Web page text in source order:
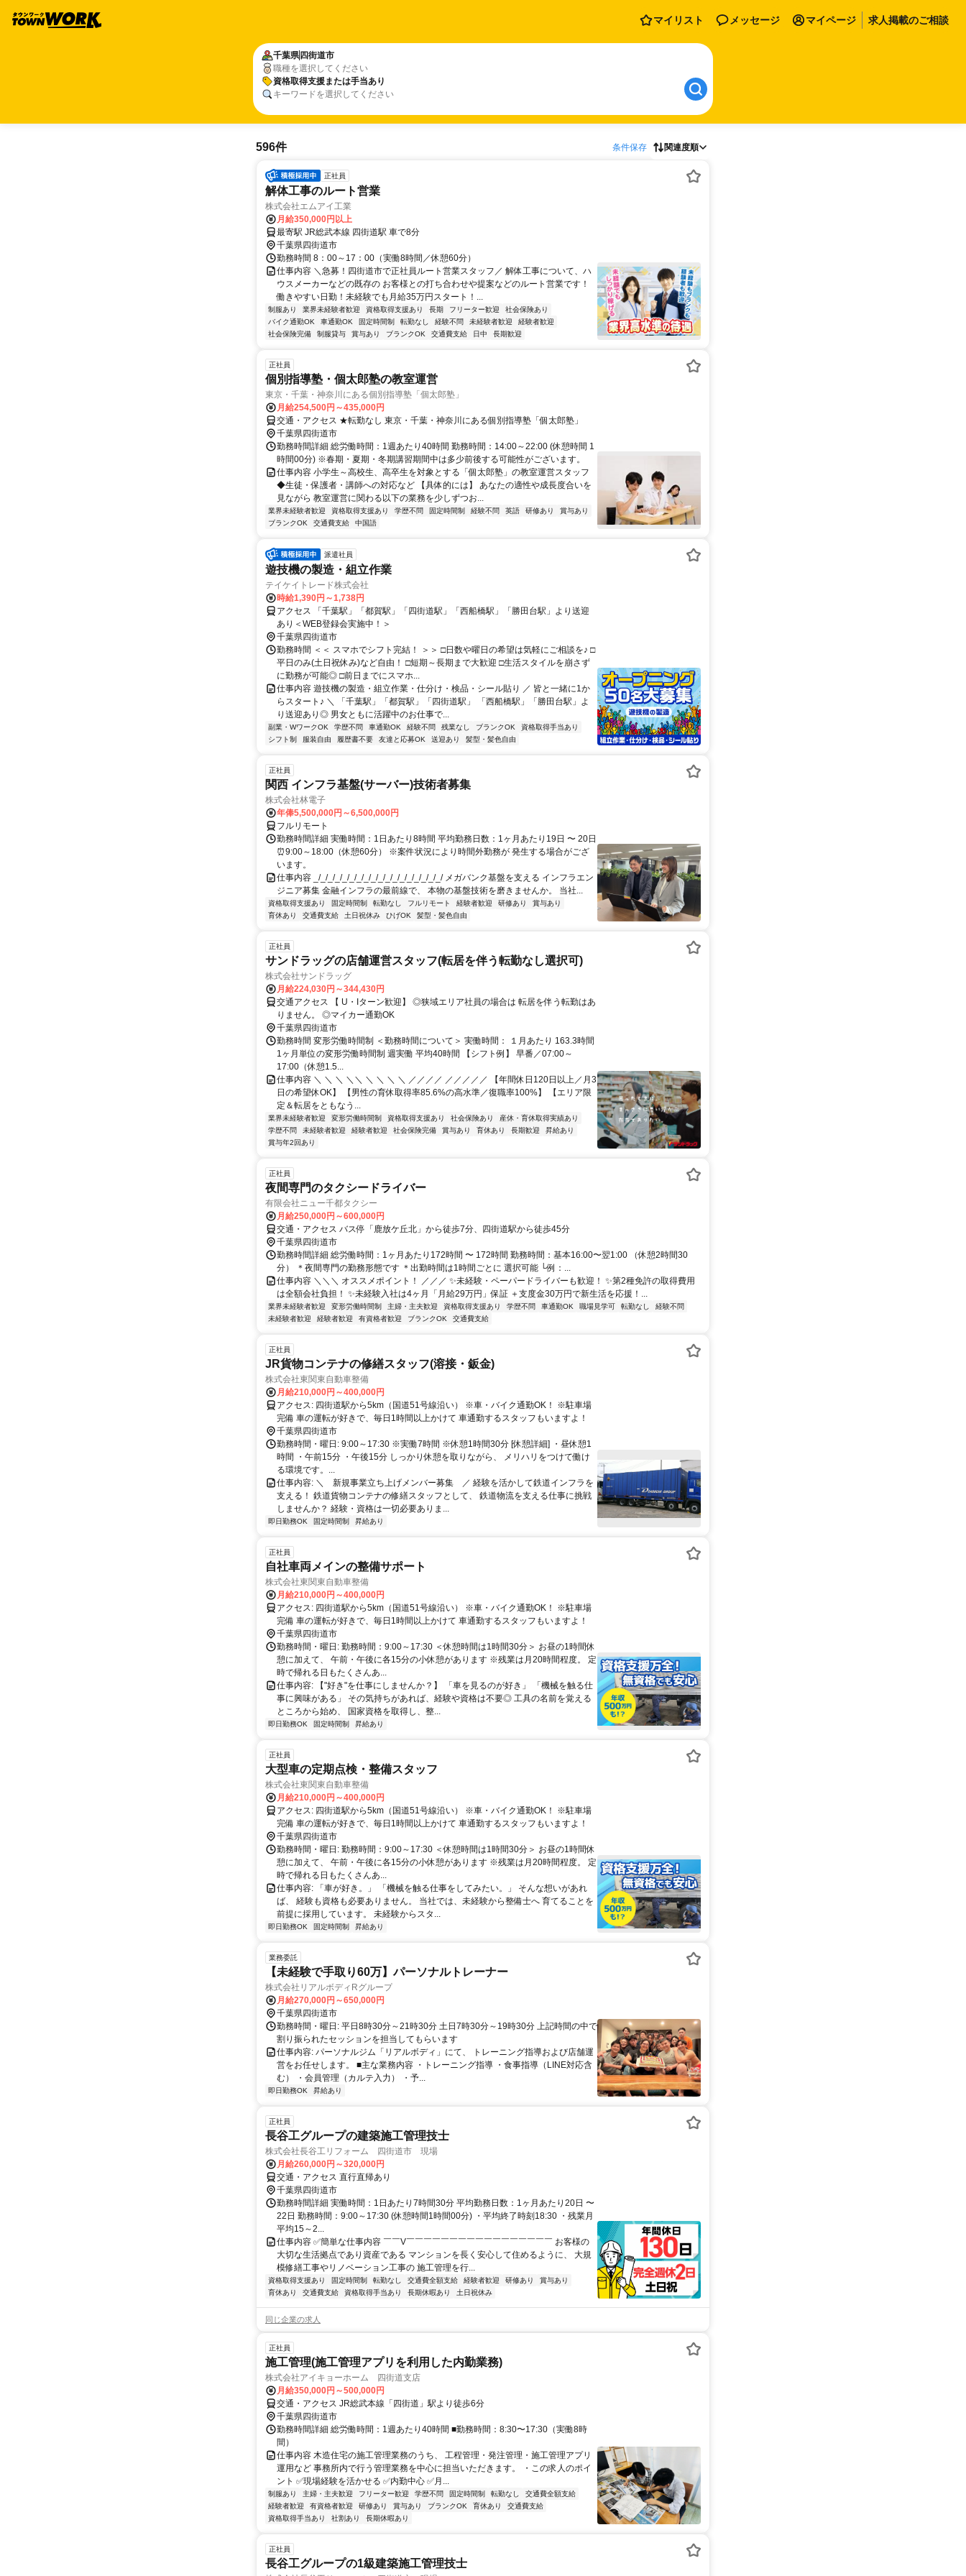
マイリスト メッセージ マイページ 求人掲載のご相談
千葉県 四街道市
職種を選択してください
資格取得支援または手当あり
キーワードを選択してください
596件 条件保存 関連度順
正社員
解体工事のルート営業
株式会社エムアイ工業
月給350,000円以上
最寄駅 JR総武本線 四街道駅 車で8分
千葉県四街道市
勤務時間 8：00～17：00（実働8時間／休憩60分）
仕事内容 ＼急募！四街道市で正社員ルート営業スタッフ／ 解体工事について、ハ
ウスメーカーなどの既存の お客様との打ち合わせや提案などのルート営業です！
働きやすい日勤！未経験でも月給35万円スタート！...
制服あり 業界未経験者歓迎 資格取得支援あり 長期 フリーター歓迎
社会保険あり
バイク通勤OK
車通勤OK 固定時間制 転勤なし 経験不問 未経験者歓迎
経験者歓迎
社会保険完備
制服貸与 賞与あり ブランクOK 交通費支給 日中 長期歓迎
正社員
個別指導塾・個太郎塾の教室運営
東京・千葉・神奈川にある個別指導塾「個太郎塾」
月給254,500円～435,000円
交通・アクセス ★転勤なし 東京・千葉・神奈川にある個別指導塾「個太郎塾」
千葉県四街道市
勤務時間詳細 総労働時間：1週あたり40時間 勤務時間：14:00～22:00 (休憩時間 1
時間00分) ※春期・夏期・冬期講習期間中は多少前後する可能性がございます。
仕事内容 小学生～高校生、高卒生を対象とする「個太郎塾」の教室運営スタッフ
◆生徒・保護者・講師への対応など 【具体的には】 あなたの適性や成長度合いを
見ながら 教室運営に関わる以下の業務を少しずつお...
業界未経験者歓迎 資格取得支援あり 学歴不問 固定時間制 経験不問 英語 研修あり
賞与あり
ブランクOK
交通費支給 中国語
派遣社員
遊技機の製造・組立作業
テイケイトレード株式会社
時給1,390円～1,738円
アクセス 「千葉駅」「都賀駅」「四街道駅」「西船橋駅」「勝田台駅」より送迎
あり＜WEB登録会実施中！＞
千葉県四街道市
勤務時間 ＜＜ スマホでシフト完結！ ＞＞ □日数や曜日の希望は気軽にご相談を♪ □
平日のみ(土日祝休み)など自由！ □短期～長期まで大歓迎 □生活スタイルを崩さず
に勤務が可能◎ □前日までにスマホ...
仕事内容 遊技機の製造・組立作業・仕分け・検品・シール貼り ／ 皆と一緒に1か
らスタート♪ ＼ 「千葉駅」「都賀駅」「四街道駅」 「西船橋駅」「勝田台駅」よ
り送迎あり◎ 男女ともに活躍中のお仕事で...
副業・WワークOK 学歴不問 車通勤OK 経験不問 残業なし ブランクOK
資格取得手当あり
シフト制
服装自由 履歴書不要 友達と応募OK 送迎あり 髪型・髪色自由
正社員
関西 インフラ基盤(サーバー)技術者募集
株式会社林電子
年俸5,500,000円～6,500,000円
フルリモート
勤務時間詳細 実働時間：1日あたり8時間 平均勤務日数：1ヶ月あたり19日 〜 20日
⏰9:00～18:00（休憩60分） ※案件状況により時間外勤務が 発生する場合がござ
います。
仕事内容 _/_/_/_/_/_/_/_/_/_/_/_/_/_/_/_/_/_/ メガバンク基盤を支える インフラエン
ジニア募集 金融インフラの最前線で、 本物の基盤技術を磨きませんか。 当社...
資格取得支援あり 固定時間制 転勤なし フルリモート 経験者歓迎 研修あり
賞与あり
育休あり
交通費支給 土日祝休み ひげOK 髪型・髪色自由
正社員
サンドラッグの店舗運営スタッフ(転居を伴う転勤なし選択可)
株式会社サンドラッグ
月給224,030円～344,430円
交通アクセス 【 U・Iターン歓迎】 ◎狭域エリア社員の場合は 転居を伴う転勤はあ
りません。 ◎マイカー通勤OK
千葉県四街道市
勤務時間 変形労働時間制 ＜勤務時間について＞ 実働時間： １月あたり 163.3時間
1ヶ月単位の変形労働時間制 週実働 平均40時間 【シフト例】 早番／07:00～
17:00（休憩1.5...
仕事内容 ＼ ＼ ＼ ＼＼ ＼ ＼ ＼ ＼ ／／／／ ／／／／／ 【年間休日120日以上／月3
日の希望休OK】 【男性の育休取得率85.6%の高水準／復職率100%】 【エリア限
定＆転居をともなう...
業界未経験者歓迎 変形労働時間制 資格取得支援あり 社会保険あり
産休・育休取得実績あり
学歴不問
未経験者歓迎 経験者歓迎 社会保険完備 賞与あり 育休あり 長期歓迎
昇給あり
賞与年2回あり
正社員
夜間専門のタクシードライバー
有限会社ニュー千都タクシー
月給250,000円～600,000円
交通・アクセス バス停「鹿放ケ丘北」から徒歩7分、四街道駅から徒歩45分
千葉県四街道市
勤務時間詳細 総労働時間：1ヶ月あたり172時間 〜 172時間 勤務時間：基本16:00〜翌1:00 （休憩2時間30
分） ＊夜間専門の勤務形態です ＊出勤時間は1時間ごとに 選択可能 └例：...
仕事内容 ＼＼＼ オススメポイント！ ／／／ ✨未経験・ペーパードライバーも歓迎！ ✨第2種免許の取得費用
は全額会社負担！ ✨未経験入社は4ヶ月「月給29万円」保証 ＋支度金30万円で新生活を応援！...
業界未経験者歓迎 変形労働時間制 主婦・主夫歓迎 資格取得支援あり 学歴不問 車通勤OK 職場見学可 転勤なし
経験不問
未経験者歓迎
経験者歓迎 有資格者歓迎 ブランクOK 交通費支給
正社員
JR貨物コンテナの修繕スタッフ(溶接・鈑金)
株式会社東関東自動車整備
月給210,000円～400,000円
アクセス: 四街道駅から5km（国道51号線沿い） ※車・バイク通勤OK！ ※駐車場
完備 車の運転が好きで、毎日1時間以上かけて 車通勤するスタッフもいますよ！
千葉県四街道市
勤務時間・曜日: 9:00～17:30 ※実働7時間 ※休憩1時間30分 [休憩詳細] ・昼休憩1
時間 ・午前15分 ・午後15分 しっかり休憩を取りながら、 メリハリをつけて働け
る環境です。...
仕事内容: ＼ 新規事業立ち上げメンバー募集 ／ 経験を活かして鉄道インフラを
支える！ 鉄道貨物コンテナの修繕スタッフとして、 鉄道物流を支える仕事に挑戦
しませんか？ 経験・資格は一切必要ありま...
即日勤務OK 固定時間制 昇給あり
正社員
自社車両メインの整備サポート
株式会社東関東自動車整備
月給210,000円～400,000円
アクセス: 四街道駅から5km（国道51号線沿い） ※車・バイク通勤OK！ ※駐車場
完備 車の運転が好きで、毎日1時間以上かけて 車通勤するスタッフもいますよ！
千葉県四街道市
勤務時間・曜日: 勤務時間：9:00～17:30 ＜休憩時間は1時間30分＞ お昼の1時間休
憩に加えて、 午前・午後に各15分の小休憩があります ※残業は月20時間程度。 定
時で帰れる日もたくさんあ...
仕事内容: 【"好き"を仕事にしませんか？】 「車を見るのが好き」 「機械を触る仕
事に興味がある」 その気持ちがあれば、経験や資格は不要◎ 工具の名前を覚える
ところから始め、 国家資格を取得し、整...
即日勤務OK 固定時間制 昇給あり
正社員
大型車の定期点検・整備スタッフ
株式会社東関東自動車整備
月給210,000円～400,000円
アクセス: 四街道駅から5km（国道51号線沿い） ※車・バイク通勤OK！ ※駐車場
完備 車の運転が好きで、毎日1時間以上かけて 車通勤するスタッフもいますよ！
千葉県四街道市
勤務時間・曜日: 勤務時間：9:00～17:30 ＜休憩時間は1時間30分＞ お昼の1時間休
憩に加えて、 午前・午後に各15分の小休憩があります ※残業は月20時間程度。 定
時で帰れる日もたくさんあ...
仕事内容: 「車が好き。」 「機械を触る仕事をしてみたい。」 そんな想いがあれ
ば、 経験も資格も必要ありません。 当社では、未経験から整備士へ 育てることを
前提に採用しています。 未経験からスタ...
即日勤務OK 固定時間制 昇給あり
業務委託
【未経験で手取り60万】パーソナルトレーナー
株式会社リアルボディRグループ
月給270,000円～650,000円
千葉県四街道市
勤務時間・曜日: 平日8時30分～21時30分 土日7時30分～19時30分 上記時間の中で
割り振られたセッションを担当してもらいます
仕事内容: パーソナルジム「リアルボディ」にて、 トレーニング指導および店舗運
営をお任せします。 ■主な業務内容 ・トレーニング指導 ・食事指導（LINE対応含
む） ・会員管理（カルテ入力） ・予...
即日勤務OK 昇給あり
正社員
長谷工グループの建築施工管理技士
株式会社長谷工リフォーム 四街道市 現場
月給260,000円～320,000円
交通・アクセス 直行直帰あり
千葉県四街道市
勤務時間詳細 実働時間：1日あたり7時間30分 平均勤務日数：1ヶ月あたり20日 〜
22日 勤務時間：9:00～17:30 (休憩時間1時間00分) ・平均終了時刻18:30 ・残業月
平均15～2...
仕事内容 ✅簡単な仕事内容 ￣￣V￣￣￣￣￣￣￣￣￣￣￣￣￣￣￣￣￣ お客様の
大切な生活拠点であり資産である マンションを長く安心して住めるように、 大規
模修繕工事やリノベーション工事の 施工管理を行...
資格取得支援あり 固定時間制 転勤なし 交通費全額支給 経験者歓迎 研修あり
賞与あり
育休あり
交通費支給 資格取得手当あり 長期休暇あり 土日祝休み
同じ企業の求人
正社員
施工管理(施工管理アプリを利用した内勤業務)
株式会社アイキョーホーム 四街道支店
月給350,000円～500,000円
交通・アクセス JR総武本線「四街道」駅より徒歩6分
千葉県四街道市
勤務時間詳細 総労働時間：1週あたり40時間 ■勤務時間：8:30〜17:30（実働8時
間）
仕事内容 木造住宅の施工管理業務のうち、 工程管理・発注管理・施工管理アプリ
運用など 事務所内で行う管理業務を中心に担当いただきます。 ・この求人のポイ
ント ✅現場経験を活かせる ✅内勤中心 ✅月...
制服あり 主婦・主夫歓迎 フリーター歓迎 学歴不問 固定時間制 転勤なし
交通費全額支給
経験者歓迎
有資格者歓迎 研修あり 賞与あり ブランクOK 育休あり
交通費支給
資格取得手当あり
社割あり 長期休暇あり
正社員
長谷工グループの1級建築施工管理技士